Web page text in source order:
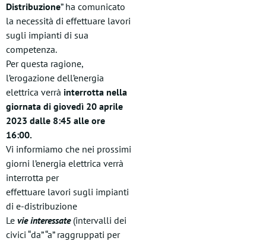
Distribuzione” ha comunicato
la necessità di effettuare lavori
sugli impianti di sua
competenza.
Per questa ragione,
l’erogazione dell’energia
elettrica verrà interrotta nella
giornata di giovedì 20 aprile
2023 dalle 8:45 alle ore
16:00.
Vi informiamo che nei prossimi
giorni l’energia elettrica verrà
interrotta per
effettuare lavori sugli impianti
di e-distribuzione
Le vie interessate(intervalli dei
civici “da” “a” raggruppati per